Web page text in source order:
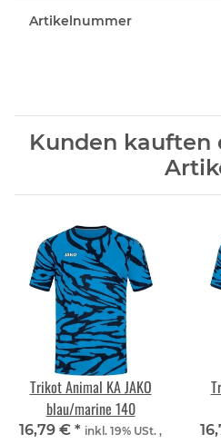
Artikelnummer
Kunden kauften
Trikot Animal KA JAKO
blau/marine 140
16,79 € * inkl. 19% USt. ,